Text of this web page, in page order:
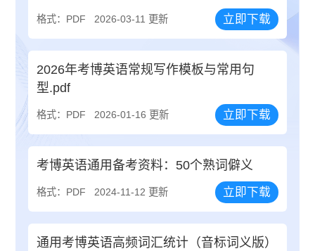
格式：PDF 2026-03-11 更新 立即下载
2026年考博英语常规写作模板与常用句
型.pdf
格式：PDF 2026-01-16 更新 立即下载
考博英语通用备考资料：50个熟词僻义
格式：PDF 2024-11-12 更新 立即下载
通用考博英语高频词汇统计（音标词义版）